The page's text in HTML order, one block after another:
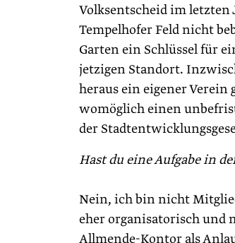
Volksentscheid im letzten
Tempelhofer Feld nicht
Garten ein Schlüssel für
jetzigen Standort.
heraus ein eigener
womöglich einen
der
Hast du eine Aufgabe in
Nein, ich bin nicht
eher organisatorisch und
Allmende-Kontor als